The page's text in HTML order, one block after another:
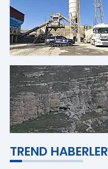
TREND HABERLER